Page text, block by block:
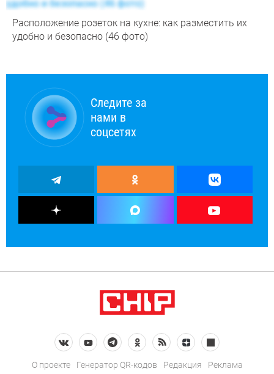
Расположение розеток на кухне: как разместить их
удобно и безопасно (46 фото)
Следите за
нами в
соцсетях
О проекте Генератор QR-кодов Редакция Реклама